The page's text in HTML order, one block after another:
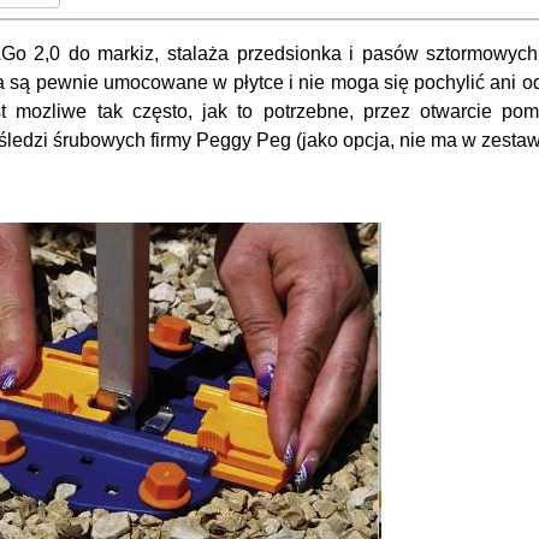
2,0 do markiz, stalaża przedsionka i pasów
są pewnie umocowane w płytce i nie moga się pochylić ani
mozliwe tak często, jak to potrzebne, przez otwarcie
śrubowych firmy Peggy Peg (jako opcja, nie ma w